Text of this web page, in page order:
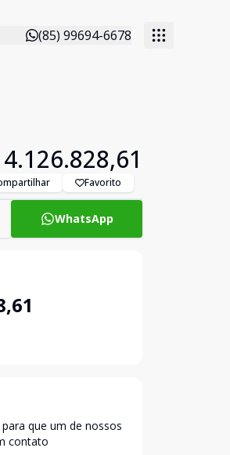
(85) 99694-6678
Favorito
WhatsApp
que um de nossos
contato